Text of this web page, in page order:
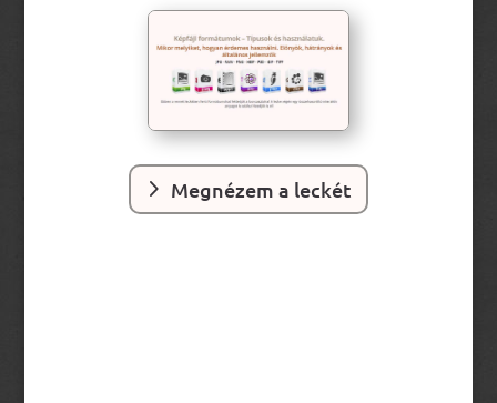
Megnézem a leckét